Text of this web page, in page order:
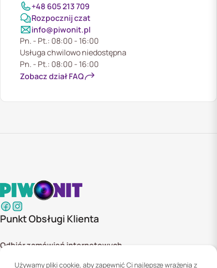
+48 605 213 709
Rozpocznij czat
info@piwonit.pl
Pn. - Pt.: 08:00 - 16:00
Usługa chwilowo niedostępna
Pn. - Pt.: 08:00 - 16:00
Zobacz dział FAQ
Punkt Obsługi Klienta
Odbiór zamówień internetowych
Używamy pliki cookie, aby zapewnić Ci najlepsze wrażenia z